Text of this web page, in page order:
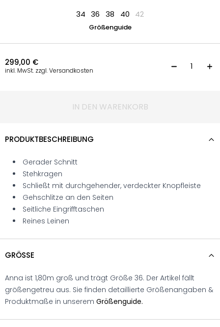
34 36 38 40 42
Größenguide
299,00 €
inkl. MwSt. zzgl. Versandkosten
IN DEN WARENKORB
PRODUKTBESCHREIBUNG
Gerader Schnitt
Stehkragen
Schließt mit durchgehender, verdeckter Knopfleiste
Gehschlitze an den Seiten
Seitliche Eingrifftaschen
Reines Leinen
GRÖSSE
Anna ist 1,80m groß und trägt Größe 36. Der Artikel fällt
größengetreu aus. Sie finden detaillierte Größenangaben &
Produktmaße in unserem Größenguide.